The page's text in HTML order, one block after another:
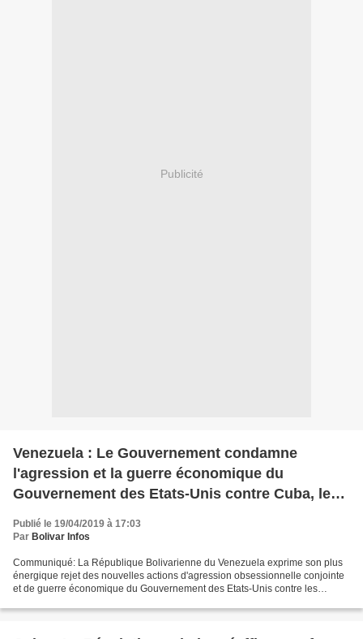
Publicité
Venezuela : Le Gouvernement condamne
l'agression et la guerre économique du
Gouvernement des Etats-Unis contre Cuba, le
Nicaragua et le Venezuela
Publié le 19/04/2019 à 17:03
Par Bolivar Infos
Communiqué: La République Bolivarienne du Venezuela exprime son plus
énergique rejet des nouvelles actions d'agression obsessionnelle conjointe
et de guerre économique du Gouvernement des Etats-Unis contre les